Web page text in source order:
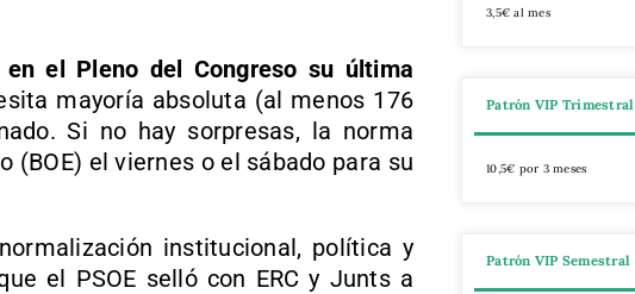
el Pleno del Congreso su última
mayoría absoluta (al menos 176
Si no hay sorpresas, la norma
(BOE) el viernes o el sábado para su
institucional, política y
el PSOE selló con ERC y Junts a
3,5€ al mes
Patrón VIP Trimestral
10,5€ por 3 meses
Patrón VIP Semestral